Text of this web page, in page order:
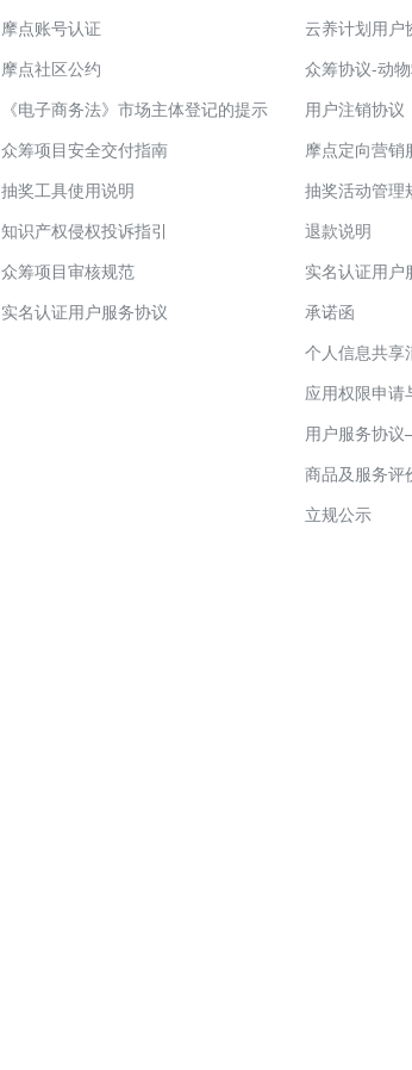
摩点账号认证
摩点社区公约
《电子商务法》市场主体登记的提示
众筹项目安全交付指南
抽奖工具使用说明
知识产权侵权投诉指引
众筹项目审核规范
实名认证用户服务协议
云养计划用户
众筹协议-动
用户注销协议
摩点定向营销
抽奖活动管理
退款说明
实名认证用户
承诺函
个人信息共享
应用权限申请
用户服务协
商品及服务评
立规公示